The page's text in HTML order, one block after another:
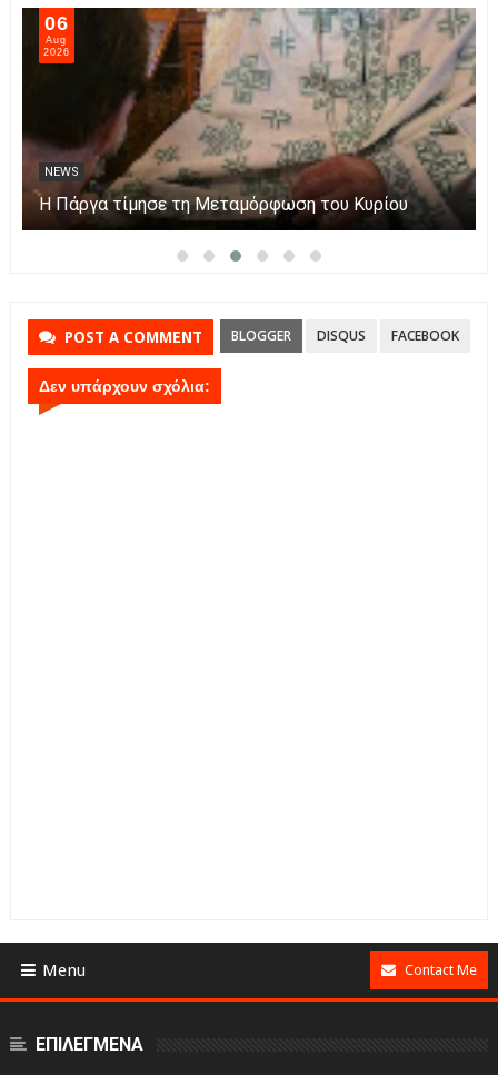
06
Aug
2026
NEWS
Η Πάργα τίμησε τη Μεταμόρφωση του Κυρίου
POST A COMMENT BLOGGER DISQUS FACEBOOK
Δεν υπάρχουν σχόλια:
Menu Contact Me
ΕΠΙΛΕΓΜΕΝΑ